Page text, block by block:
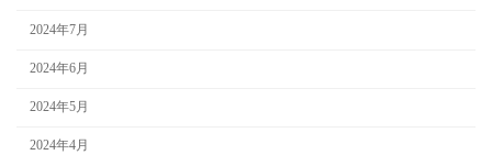
2024年7月
2024年6月
2024年5月
2024年4月